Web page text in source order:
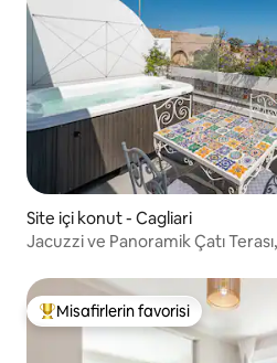
Site içi konut - Cagliari
Jacuzzi ve Panoramik Çatı
Misafirlerin favorilerinden en
Misafirlerin favorisi